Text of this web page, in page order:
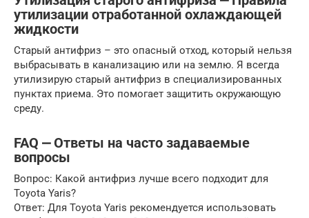
утилизации отработанной охлаждающей
жидкости
Старый антифриз – это опасный отход, который нельзя
выбрасывать в канализацию или на землю. Я всегда
утилизирую старый антифриз в специализированных
пунктах приема. Это помогает защитить окружающую
среду.
FAQ ⎼ Ответы на часто задаваемые
вопросы
Вопрос: Какой антифриз лучше всего подходит для
Toyota Yaris?
Ответ: Для Toyota Yaris рекомендуется использовать